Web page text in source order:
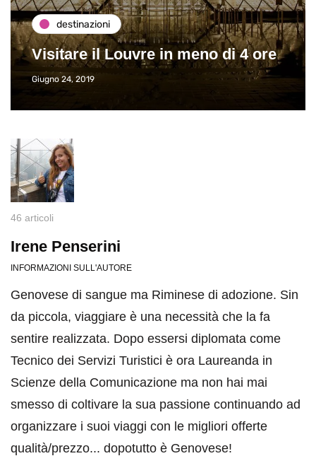
destinazioni
Visitare il Louvre in meno di 4 ore
Giugno 24, 2019
46 articoli
Irene Penserini
INFORMAZIONI SULL'AUTORE
Genovese di sangue ma Riminese di adozione. Sin
da piccola, viaggiare è una necessità che la fa
sentire realizzata. Dopo essersi diplomata come
Tecnico dei Servizi Turistici è ora Laureanda in
Scienze della Comunicazione ma non hai mai
smesso di coltivare la sua passione continuando ad
organizzare i suoi viaggi con le migliori offerte
qualità/prezzo... dopotutto è Genovese!